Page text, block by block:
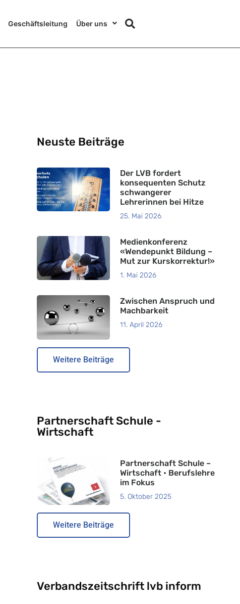
Geschäftsleitung Über uns
Neuste Beiträge
Der LVB fordert
konsequenten Schutz
schwangerer
Lehrerinnen bei Hitze
25. Mai 2026
Medienkonferenz
«Wendepunkt Bildung –
Mut zur Kurskorrektur!»
1. Mai 2026
Zwischen Anspruch und
Machbarkeit
11. April 2026
Weitere Beiträge
Partnerschaft Schule -
Wirtschaft
Partnerschaft Schule –
Wirtschaft • Berufslehre
im Fokus
5. Oktober 2025
Weitere Beiträge
Verbandszeitschrift lvb inform